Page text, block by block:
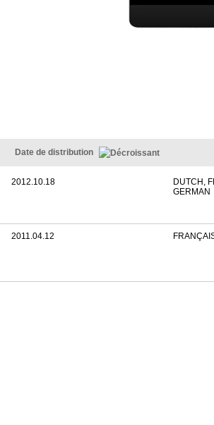
Date de distribution
2012.10.18
DUTCH,
GERMAN
2011.04.12